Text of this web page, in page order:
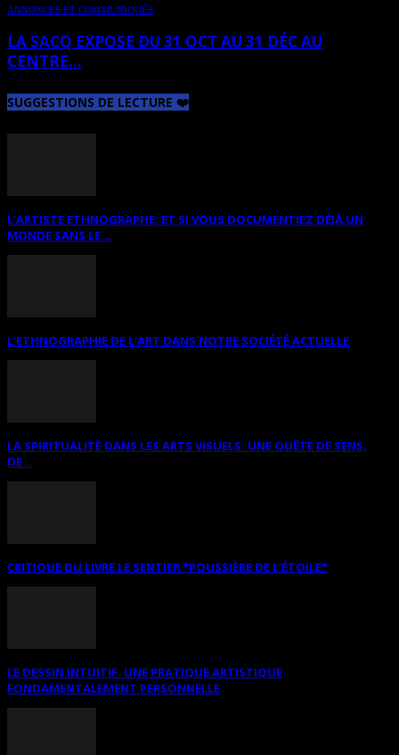
ANNONCES ET COMMUNIQUÉS
LA SACQ EXPOSE DU 31 OCT AU 31 DÉC AU
CENTRE...
SUGGESTIONS DE LECTURE ❤️
L’ARTISTE ETHNOGRAPHE: ET SI VOUS DOCUMENTIEZ DÉJÀ UN
MONDE SANS LE...
L’ETHNOGRAPHIE DE L’ART DANS NOTRE SOCIÉTÉ ACTUELLE
LA SPIRITUALITÉ DANS LES ARTS VISUELS: UNE QUÊTE DE SENS,
DE...
CRITIQUE DU LIVRE LE SENTIER *POUSSIÈRE DE L’ÉTOILE*
LE DESSIN INTUITIF. UNE PRATIQUE ARTISTIQUE
FONDAMENTALEMENT PERSONNELLE